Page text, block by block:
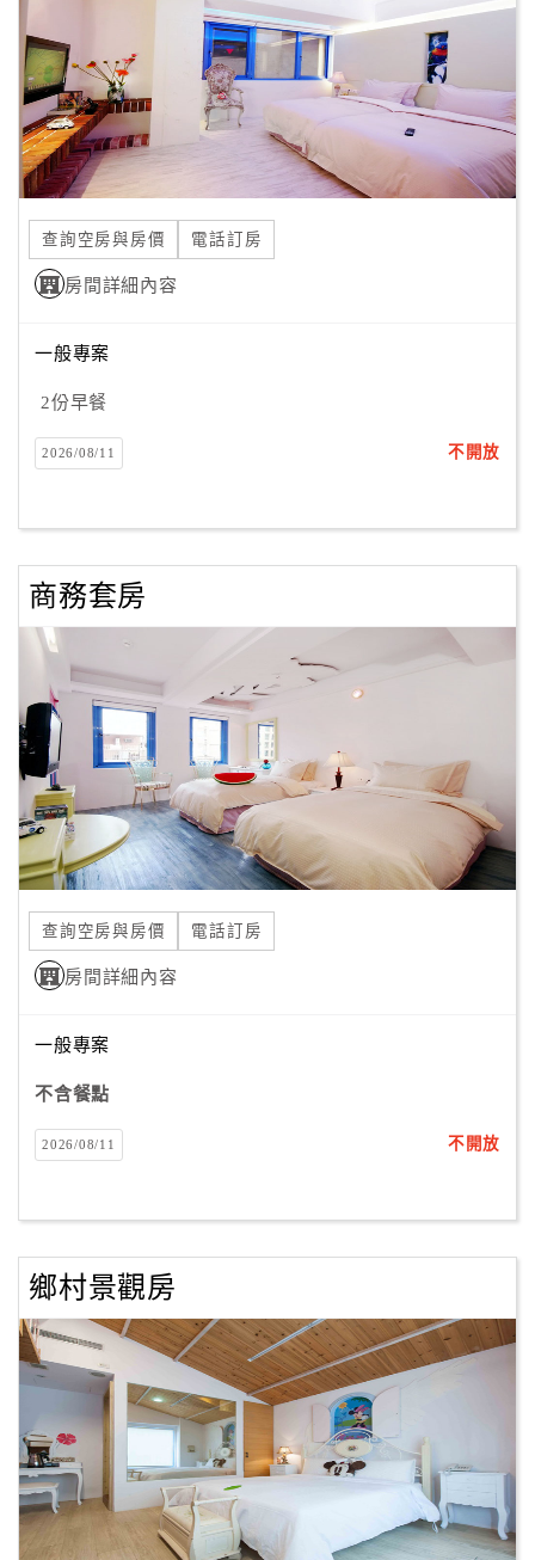
滿
意
度
訂
單
管
理
員
戶
客
服
聯
單
Line
線
上
客
紅
利
查
訂
房
Q&A
旅
卡
訂
房
請
款
收
據
查詢空房與房價 電話訂房
房間詳細內容
一般專案
2份早餐
2026/08/11 不開放
商務套房
查詢空房與房價 電話訂房
房間詳細內容
一般專案
不含餐點
2026/08/11 不開放
鄉村景觀房